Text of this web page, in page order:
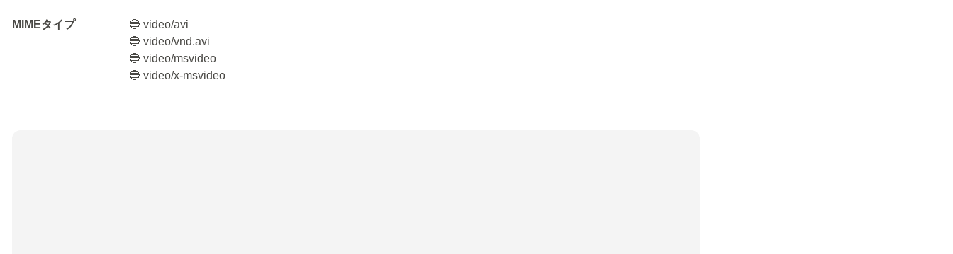
MIMEタイプ
🔵 video/avi
🔵 video/vnd.avi
🔵 video/msvideo
🔵 video/x-msvideo